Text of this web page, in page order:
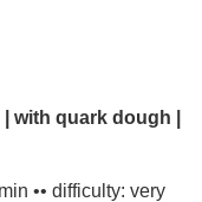
with quark dough |
•• difficulty: very